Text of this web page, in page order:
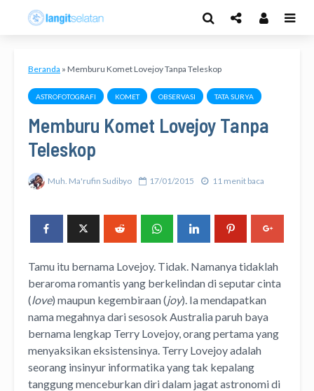
Beranda » Memburu Komet Lovejoy Tanpa Teleskop
ASTROFOTOGRAFI KOMET OBSERVASI TATA SURYA
Memburu Komet Lovejoy Tanpa
Teleskop
Muh. Ma'rufin Sudibyo 17/01/2015 11 menit baca
Tamu itu bernama Lovejoy. Tidak. Namanya tidaklah
beraroma romantis yang berkelindan di seputar cinta
(love) maupun kegembiraan (joy). Ia mendapatkan
nama megahnya dari sesosok Australia paruh baya
bernama lengkap Terry Lovejoy, orang pertama yang
menyaksikan eksistensinya. Terry Lovejoy adalah
seorang insinyur informatika yang tak kepalang
tanggung menceburkan diri dalam jagat astronomi di